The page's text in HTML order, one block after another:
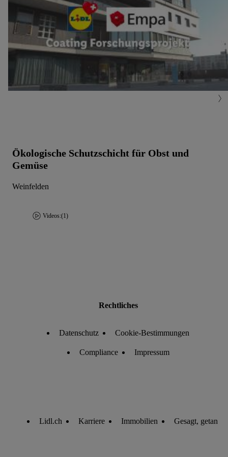
Ökologische Schutzschicht für Obst und
Gemüse
Weinfelden
Videos:(1)
Rechtliches
Datenschutz Cookie-Bestimmungen
Compliance Impressum
Lidl.ch Karriere Immobilien Gesagt, getan